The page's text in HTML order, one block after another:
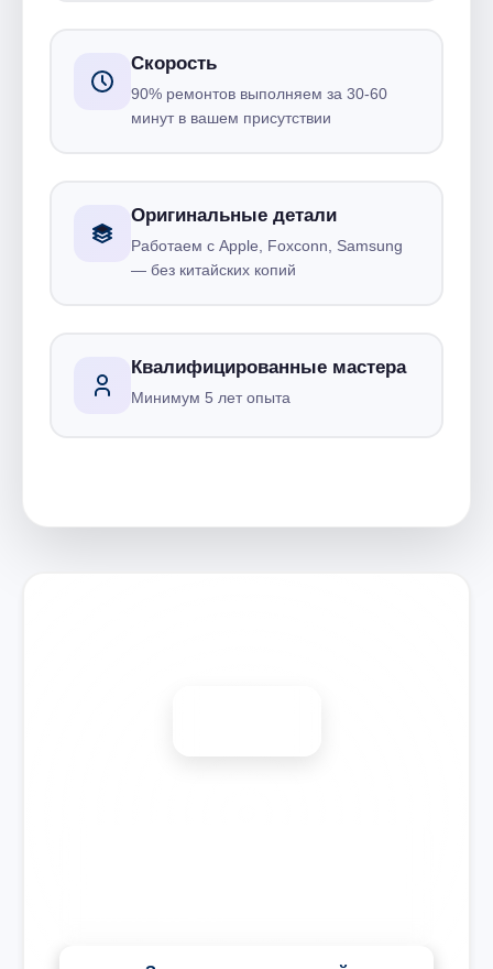
Скорость
90% ремонтов выполняем за 30-60
минут в вашем присутствии
Оригинальные детали
Работаем с Apple, Foxconn, Samsung
— без китайских копий
Квалифицированные мастера
Минимум 5 лет опыта